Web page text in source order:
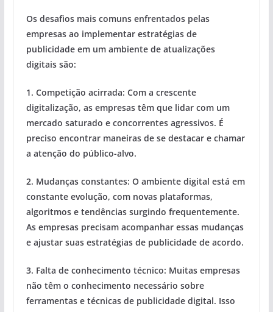
Os desafios mais comuns enfrentados pelas
empresas ao implementar estratégias de
publicidade em um ambiente de atualizações
digitaissão:
1. Competição acirrada: Com a crescente
digitalização, as empresas têm que lidar com um
mercado saturado e concorrentes agressivos. É
preciso encontrar maneiras de se destacar e chamar
a atenção do público-alvo.
2. Mudanças constantes: O ambiente digital está em
constante evolução, com novas plataformas,
algoritmos e tendências surgindo frequentemente.
As empresas precisam acompanhar essas mudanças
e ajustar suas estratégias de publicidade de acordo.
3. Falta de conhecimento técnico: Muitas empresas
não têm o conhecimento necessário sobre
ferramentas e técnicas de publicidade digital. Isso